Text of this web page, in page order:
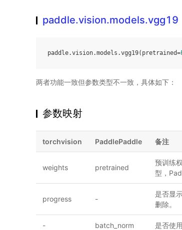
paddle.vision.models.vgg19
paddle.vision.models .vgg19( pretrained=
两者功能一致但参数类型不一致，具体如下：
参数映射
torchvision PaddlePaddle 备注
weights pretrained
预训练
型，
progress -
是否显
删除。
- batch_norm 是否使